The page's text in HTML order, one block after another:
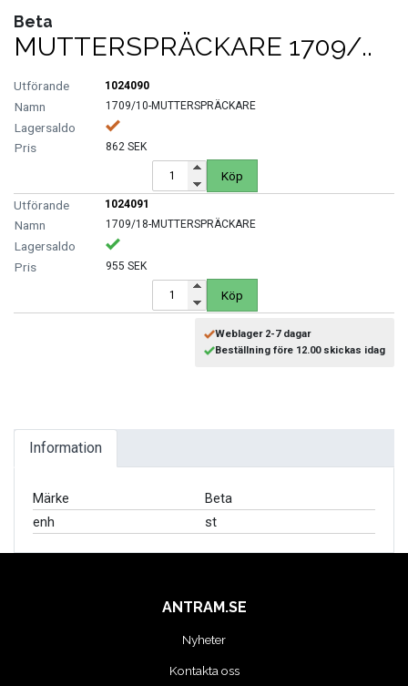
FORDONSVERKTYG UNIVERSAL
GÖR-DET-SJÄLV PRODUKTER
LIM & FOG
LYFT OCH LAST
MASKINER OCH TVÄTTUTRUSTNING
OLJE OCH SMÖRJHANTERING
PUMPAR
Beta
MUTTERSPRÄCKARE 1709/..
1024090
1709/10-MUTTERSPRÄCKARE
862 SEK
Köp
1024091
1709/18-MUTTERSPRÄCKARE
955 SEK
Köp
Weblager 2-7 dagar
Beställning före 12.00 skickas idag
Information
Märke
Beta
enh
st
ANTRAM.SE
Nyheter
Kontakta oss